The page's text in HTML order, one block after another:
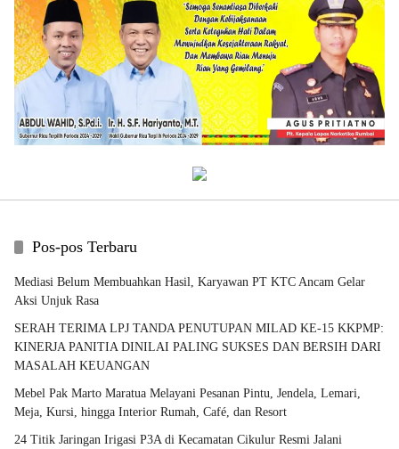
Pos-pos Terbaru
Mediasi Belum Membuahkan Hasil, Karyawan PT KTC Ancam Gelar
Aksi Unjuk Rasa
SERAH TERIMA LPJ TANDA PENUTUPAN MILAD KE-15 KKPMP:
KINERJA PANITIA DINILAI PALING SUKSES DAN BERSIH DARI
MASALAH KEUANGAN
Mebel Pak Marto Maratua Melayani Pesanan Pintu, Jendela, Lemari,
Meja, Kursi, hingga Interior Rumah, Café, dan Resort
24 Titik Jaringan Irigasi P3A di Kecamatan Cikulur Resmi Jalani